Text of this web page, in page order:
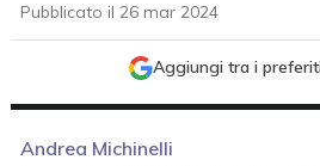
Pubblicato il 26 mar 2024
Aggiungi tra i
Andrea Michinelli